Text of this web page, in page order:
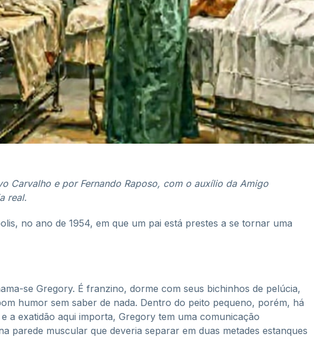
Carvalho e por Fernando Raposo, com o auxílio da Amigo
real.
no ano de 1954, em que um pai está prestes a se tornar uma
se Gregory. É franzino, dorme com seus bichinhos de pelúcia,
humor sem saber de nada. Dentro do peito pequeno, porém, há
a exatidão aqui importa, Gregory tem uma comunicação
parede muscular que deveria separar em duas metades estanques